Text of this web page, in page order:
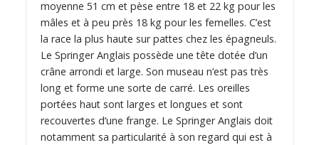
moyenne 51 cm et pèse entre 18 et 22 kg pour les
mâles et à peu près 18 kg pour les femelles. C’est
la race la plus haute sur pattes chez les épagneuls.
Le Springer Anglais possède une tête dotée d’un
crâne arrondi et large. Son museau n’est pas très
long et forme une sorte de carré. Les oreilles
portées haut sont larges et longues et sont
recouvertes d’une frange. Le Springer Anglais doit
notamment sa particularité à son regard qui est à